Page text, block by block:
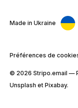
Made in Ukraine
Préférences de
© 2026 Stripо.email —
Unsplash et Pixabay.